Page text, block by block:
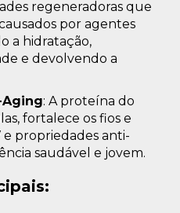
regeneradoras que
por agentes
a hidratação,
e devolvendo a
Aging: A proteína do
fortalece os fios e
propriedades anti-
saudável e jovem.